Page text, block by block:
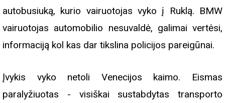
autobusiuką, kurio vairuotojas vyko į Ruklą. BMW
vairuotojas automobilio nesuvaldė, galimai vertėsi,
informaciją kol kas dar tikslina policijos pareigūnai.
Įvykis vyko netoli Venecijos kaimo. Eismas
paralyžiuotas - visiškai sustabdytas transporto